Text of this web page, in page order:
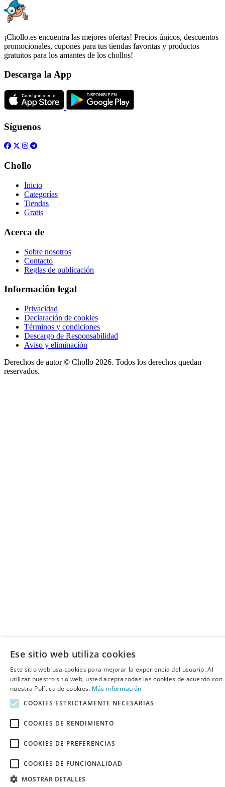
¡Chollo.es encuentra las mejores ofertas! Precios únicos, descuentos
promocionales, cupones para tus tiendas favoritas y productos
gratuitos para los amantes de los chollos!
Descarga la App
Síguenos
Chollo
Inicio
Categorías
Tiendas
Gratis
Acerca de
Sobre nosotros
Contacto
Reglas de publicación
Información legal
Privacidad
Declaración de cookies
Términos y condiciones
Descargo de Responsabilidad
Aviso y eliminación
Derechos de autor © Chollo 2026. Todos los derechos quedan
reservados.
Ese sitio web utiliza cookies
Este sitio web usa cookies para mejorar la experiencia del usuario. Al
utilizar nuestro sitio web, usted acepta todas las cookies de acuerdo con
nuestra Política de cookies. Más información
COOKIES ESTRICTAMENTE NECESARIAS
COOKIES DE RENDIMIENTO
COOKIES DE PREFERENCIAS
COOKIES DE FUNCIONALIDAD
MOSTRAR DETALLES